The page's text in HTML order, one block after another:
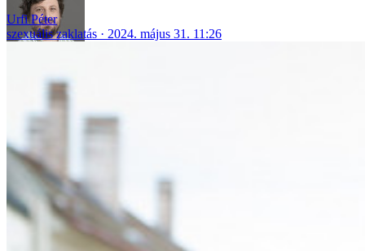
Urfi Péter
szexuális zaklatás
2024. május 31. 11:26